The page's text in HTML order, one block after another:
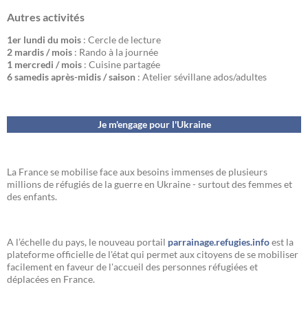
Autres activités
1er lundi du mois : Cercle de lecture
2 mardis / mois : Rando à la journée
1 mercredi / mois : Cuisine partagée
6 samedis après-midis / saison : Atelier sévillane ados/adultes
Je m'engage pour l'Ukraine
La France se mobilise face aux besoins immenses de plusieurs
millions de réfugiés de la guerre en Ukraine - surtout des femmes et
des enfants.
A l’échelle du pays, le nouveau portail parrainage.refugies.infoest la
plateforme officielle de l'état qui permet aux citoyens de se mobiliser
facilement en faveur de l'accueil des personnes réfugiées et
déplacées en France.